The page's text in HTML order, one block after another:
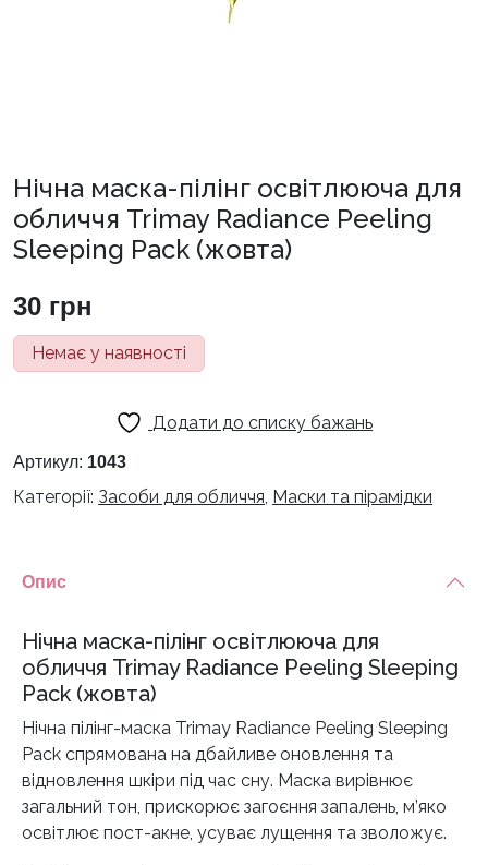
Нічна маска-пілінг освітлююча для
обличчя Trimay Radiance Peeling
Sleeping Pack (жовта)
30 грн
Немає у наявності
Додати до списку бажань
Артикул: 1043
Категорії: Засоби для обличчя, Маски та пірамідки
Опис
Нічна маска-пілінг освітлююча для
обличчя Trimay Radiance Peeling Sleeping
Pack (жовта)
Нічна пілінг-маска Trimay Radiance Peeling Sleeping
Pack спрямована на дбайливе оновлення та
відновлення шкіри під час сну. Маска вирівнює
загальний тон, прискорює загоєння запалень, м’яко
освітлює пост-акне, усуває лущення та зволожує.